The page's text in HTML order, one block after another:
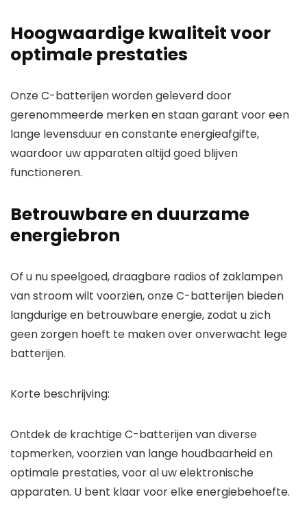
Hoogwaardige kwaliteit voor
optimale prestaties
Onze C-batterijen worden geleverd door
gerenommeerde merkenen staan garant voor een
lange levensduur enconstante energieafgifte,
waardoor uw apparaten altijd goed blijven
functioneren.
Betrouwbare en duurzame
energiebron
Of u nu speelgoed, draagbare radios of zaklampen
van stroom wilt voorzien, onze C-batterijen bieden
langdurige en betrouwbare energie, zodat u zich
geen zorgen hoeft te maken over onverwacht lege
batterijen.
Korte beschrijving:
Ontdek de krachtige C-batterijen van diverse
topmerken, voorzien van lange houdbaarheid en
optimale prestaties, voor al uw elektronische
apparaten. U bent klaar voor elke energiebehoefte.